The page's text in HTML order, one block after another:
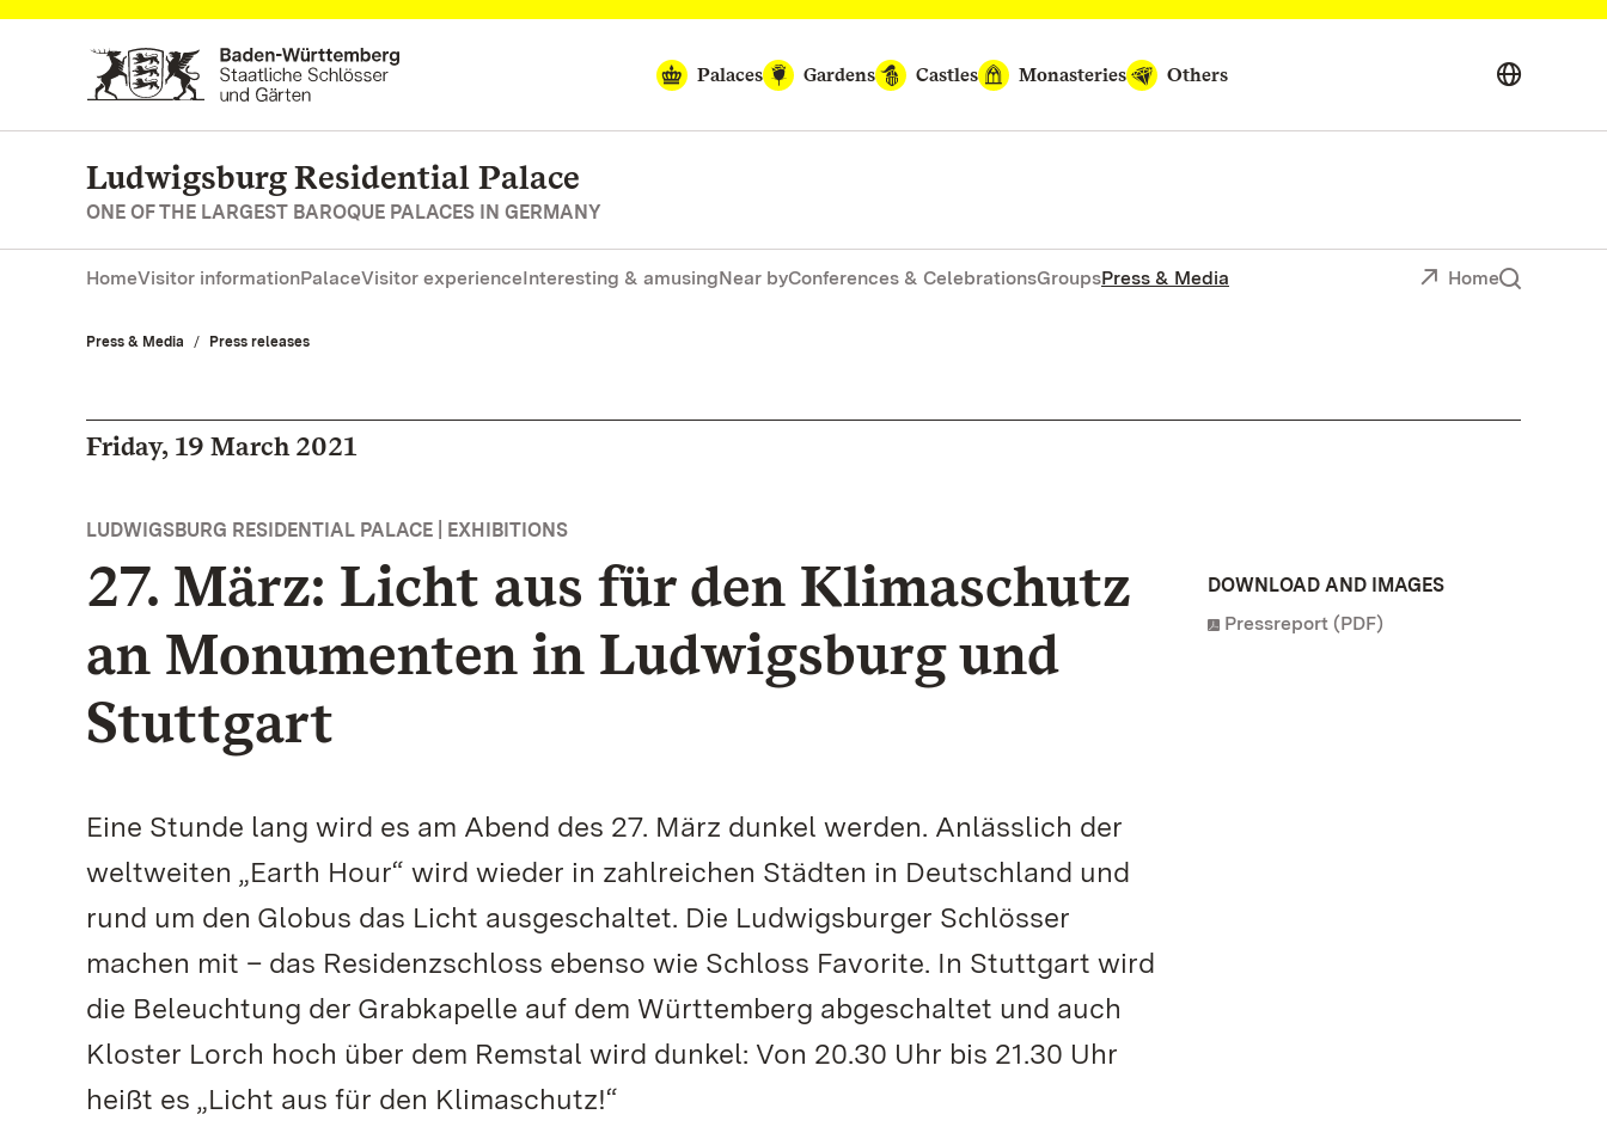
Navigate to main page
Palaces
Gardens Castles Monasteries Others
Ludwigsburg Residential Palace
ONE OF THE LARGEST BAROQUE PALACES IN GERMANY
HomeVisitor informationPalaceVisitor experienceInteresting & amusingNear byConferences & CelebrationsGroupsPress & Media Home
Press & Media Press releases
Friday, 19 March 2021
LUDWIGSBURG RESIDENTIAL PALACE | EXHIBITIONS
27. März: Licht aus für den Klimaschutz
an Monumenten in Ludwigsburg und
Stuttgart
Eine Stunde lang wird es am Abend des 27. März dunkel werden. Anlässlich der
weltweiten „Earth Hour“ wird wieder in zahlreichen Städten in Deutschland und
rund um den Globus das Licht ausgeschaltet. Die Ludwigsburger Schlösser
machen mit – das Residenzschloss ebenso wie Schloss Favorite. In Stuttgart wird
die Beleuchtung der Grabkapelle auf dem Württemberg abgeschaltet und auch
Kloster Lorch hoch über dem Remstal wird dunkel: Von 20.30 Uhr bis 21.30 Uhr
heißt es „Licht aus für den Klimaschutz!“
DOWNLOAD AND IMAGES
Pressreport (PDF)